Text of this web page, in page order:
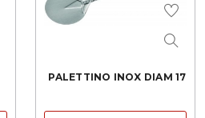
PALETTINO INOX DIAM 17